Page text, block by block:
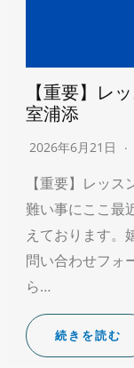
【重要】レ
室浦添
2026年6月21日
【重要】レッ
難い事にここ最
えております。
問い合わせフォ
ら…
続きを読む